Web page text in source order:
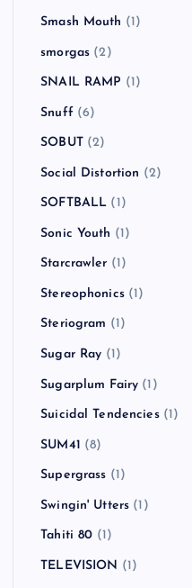
Smash Mouth (1)
smorgas (2)
SNAIL RAMP (1)
Snuff (6)
SOBUT(2)
Social Distortion (2)
SOFTBALL (1)
Sonic Youth (1)
Starcrawler (1)
Stereophonics(1)
Steriogram (1)
Sugar Ray (1)
Sugarplum Fairy (1)
Suicidal Tendencies(1)
SUM41 (8)
Supergrass (1)
Swingin' Utters (1)
Tahiti 80 (1)
TELEVISION (1)